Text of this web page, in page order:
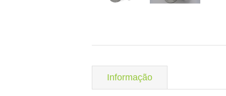
Informação